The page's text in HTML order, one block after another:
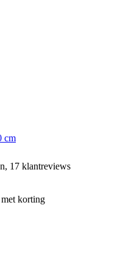
cm
17 klantreviews
korting